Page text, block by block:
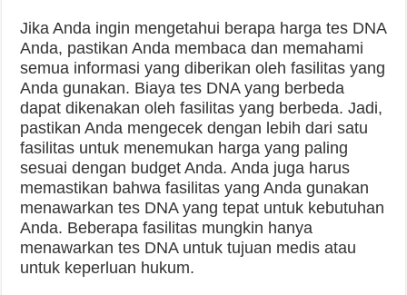
Jika Anda ingin mengetahui berapa harga tes DNA
Anda, pastikan Anda membaca dan memahami
semua informasi yang diberikan oleh fasilitas yang
Anda gunakan. Biaya tes DNA yang berbeda
dapat dikenakan oleh fasilitas yang berbeda. Jadi,
pastikan Anda mengecek dengan lebih dari satu
fasilitas untuk menemukan harga yang paling
sesuai dengan budget Anda. Anda juga harus
memastikan bahwa fasilitas yang Anda gunakan
menawarkan tes DNA yang tepat untuk kebutuhan
Anda. Beberapa fasilitas mungkin hanya
menawarkan tes DNA untuk tujuan medis atau
untuk keperluan hukum.